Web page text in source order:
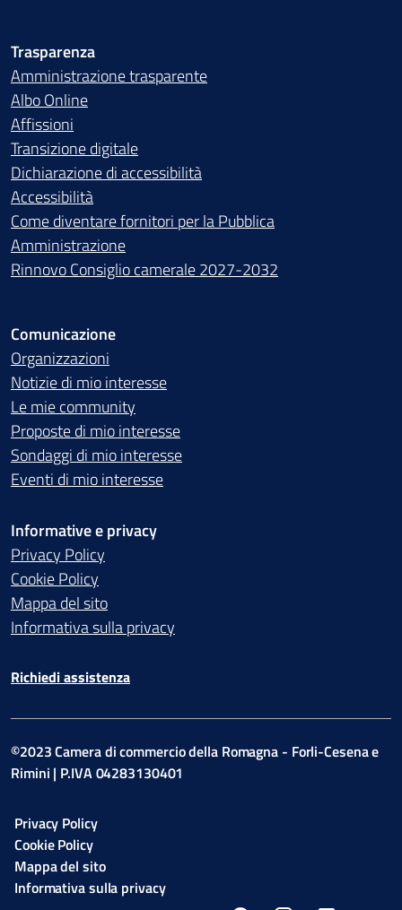
Trasparenza
Amministrazione trasparente
Albo Online
Affissioni
Transizione digitale
Dichiarazione di accessibilità
Accessibilità
Come diventare fornitori per la Pubblica
Amministrazione
Rinnovo Consiglio camerale 2027-2032
Comunicazione
Organizzazioni
Notizie di mio interesse
Le mie community
Proposte di mio interesse
Sondaggi di mio interesse
Eventi di mio interesse
Informative e privacy
Privacy Policy
Cookie Policy
Mappa del sito
Informativa sulla privacy
Richiedi assistenza
©2023 Camera di commercio della Romagna - Forli-Cesena e
Rimini | P.IVA 04283130401
Privacy Policy
Cookie Policy
Mappa del sito
Informativa sulla privacy